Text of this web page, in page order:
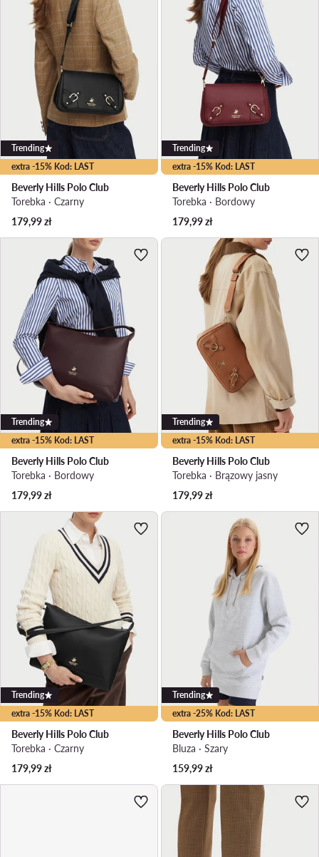
extra -15% Kod: LAST
Trending
Beverly Hills Polo Club
Torebka · Czarny
179,99zł
extra -15% Kod: LAST
Trending
Beverly Hills Polo Club
Torebka · Bordowy
179,99zł
extra -15% Kod: LAST
Trending
Beverly Hills Polo Club
Torebka · Bordowy
179,99zł
extra -15% Kod: LAST
Trending
Beverly Hills Polo Club
Torebka · Brązowy jasny
179,99zł
extra -15% Kod: LAST
Trending
Beverly Hills Polo Club
Torebka · Czarny
179,99zł
extra -25% Kod: LAST
Trending
Beverly Hills Polo Club
Bluza · Szary
159,99zł